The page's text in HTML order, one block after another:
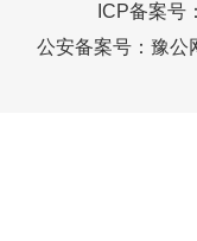
ICP备案号
公安备案号： 豫公